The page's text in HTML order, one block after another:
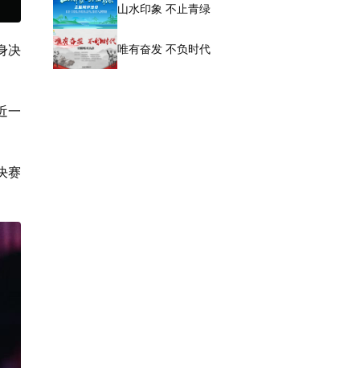
决
一
赛
山水印象 不止青绿
唯有奋发 不负时代